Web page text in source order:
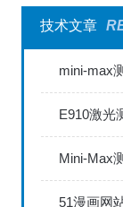
技术文章
mini-max
E910激光